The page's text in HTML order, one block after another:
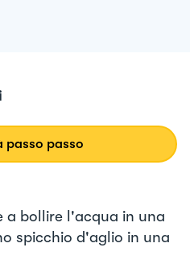
passo passo
a bollire l'acqua in una
spicchio d'aglio in una